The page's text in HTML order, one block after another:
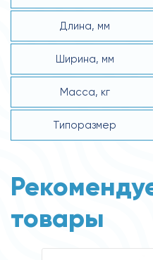
Длина, мм
Ширина, мм
Масса, кг
Типоразмер
товары